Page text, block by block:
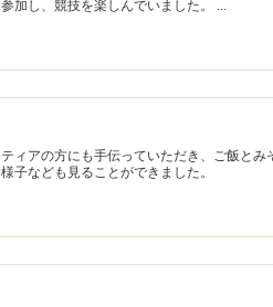
ィアの方にも手伝っていただき、ご飯とみ
子なども見ることができました。